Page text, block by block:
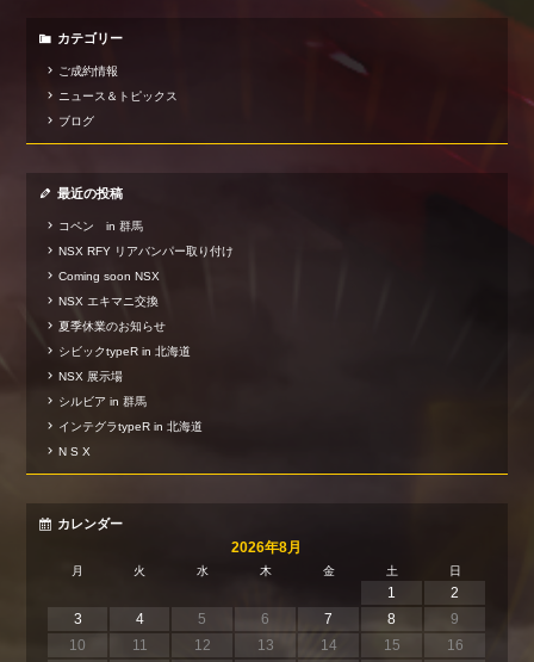
カテゴリー
ご成約情報
ニュース＆トピックス
ブログ
最近の投稿
コペン in 群馬
NSX RFY リアバンパー取り付け
Coming soon NSX
NSX エキマニ交換
夏季休業のお知らせ
シビックtypeR in 北海道
NSX 展示場
シルビア in 群馬
インテグラtypeR in 北海道
N S X
カレンダー
2026年8月
月 火 水 木 金 土 日
1
2
3
4 5 6 7 8
9
10
11 12 13 14 15
16